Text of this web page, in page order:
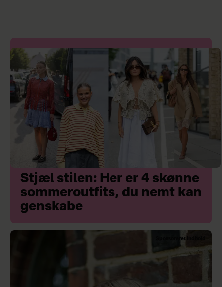
Stjæl stilen: Her er 4 skønne
sommeroutfits, du nemt kan
genskabe
Sponsoreret indhold